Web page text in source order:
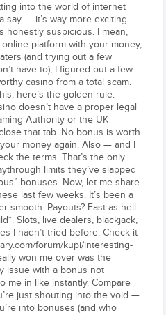
into the world of internet
say — it’s way more exciting
honestly suspicious. I mean,
platform with your money,
(and trying out a few
have to), I figured out a few
casino from a total scam.
here’s the golden rule:
doesn’t have a proper legal
Authority or the UK
that tab. No bonus is worth
money again. Also — and I
the terms. That’s the only
limits they’ve slapped
bonuses. Now, let me share
last few weeks. It’s been a
smooth. Payouts? Fast as hell.
Slots, live dealers, blackjack,
I hadn’t tried before. Check it
forum/kupi/interesting-
won me over was the
issue with a bonus not
me in like instantly. Compare
just shouting into the void —
into bonuses (and who